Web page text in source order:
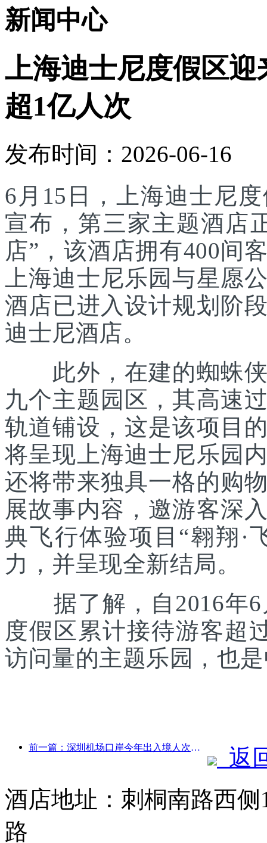
新闻中心
上海迪士尼度假区
超1亿人次
发布时间：2026-06-16
6月15日，上海迪士尼
宣布，第三家主题酒店
店”，该酒店拥有400间
上海迪士尼乐园与星愿
酒店已进入设计规划阶
迪士尼酒店。
此外，在建的蜘蛛侠
九个主题园区，其高速
轨道铺设，这是该项目
将呈现上海迪士尼乐园
还将带来独具一格的购
展故事内容，邀游客深
典飞行体验项目“翱翔·
力，并呈现全新结局。
据了解，自2016年6
度假区累计接待游客超
访问量的主题乐园，也
前一篇：深圳机场口岸今年出入境人次突破300万，创历史同期新高
返
酒店地址：刺桐南路西
路